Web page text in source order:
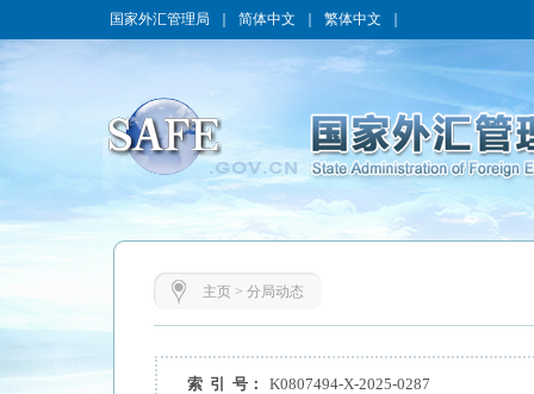
国家外汇管理局 简体中文 繁体中文
主页> 分局动态
索 引 号：
K0807494-X-2025-0287